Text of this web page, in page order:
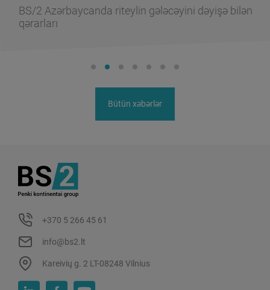
BS/2 Azərbaycanda riteylin gələcəyini dəyişə bilən
qərarları
Bütün xəbərlər
+370 5 266 45 61
info@bs2.lt
Kareivių g. 2 LT-08248 Vilnius